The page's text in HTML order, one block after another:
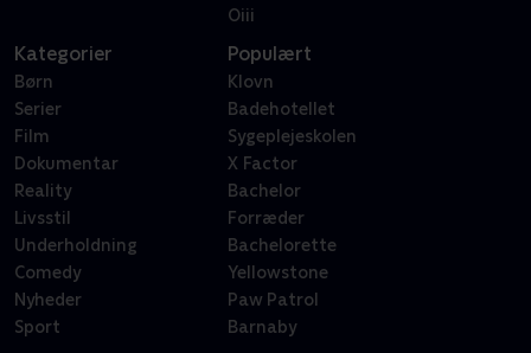
Oiii
Kategorier
Børn
Serier
Film
Dokumentar
Reality
Livsstil
Underholdning
Comedy
Nyheder
Sport
Populært
Klovn
Badehotellet
Sygeplejeskolen
X Factor
Bachelor
Forræder
Bachelorette
Yellowstone
Paw Patrol
Barnaby